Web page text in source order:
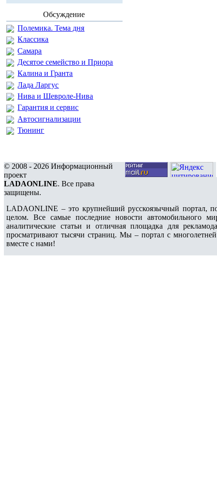
Обсуждение
Полемика. Тема дня
Классика
Самара
Десятое семейство и Приора
Калина и Гранта
Лада Ларгус
Нива и Шевроле-Нива
Гарантия и сервис
Автосигнализации
Тюнинг
© 2008 - 2026 Информационный
проект
LADAONLINE. Все права
защищены.
LADAONLINE – это крупнейший русскоязычный портал,
целом. Все самые последние новости автомобильного
аналитические статьи и отличная площадка для
просматривают тысячи страниц. Мы – портал с
вместе с нами!